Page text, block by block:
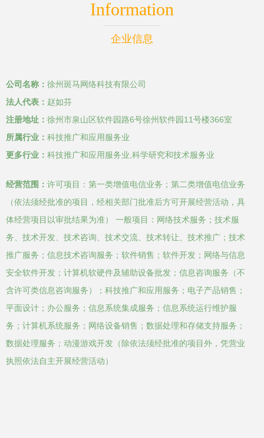
Information
企业信息
公司名称： 徐州斑马网络科技有限公司
法人代表： 赵如芬
注册地址： 徐州市泉山区软件园路6号徐州软件园11号楼366室
所属行业： 科技推广和应用服务业
更多行业： 科技推广和应用服务业,科学研究和技术服务业
经营范围： 许可项目：第一类增值电信业务；第二类增值电信业务
（依法须经批准的项目，经相关部门批准后方可开展经营活动，具
体经营项目以审批结果为准） 一般项目：网络技术服务；技术服
务、技术开发、技术咨询、技术交流、技术转让、技术推广；技术
推广服务；信息技术咨询服务；软件销售；软件开发；网络与信息
安全软件开发；计算机软硬件及辅助设备批发；信息咨询服务（不
含许可类信息咨询服务）；科技推广和应用服务；电子产品销售；
平面设计；办公服务；信息系统集成服务；信息系统运行维护服
务；计算机系统服务；网络设备销售；数据处理和存储支持服务；
数据处理服务；动漫游戏开发（除依法须经批准的项目外，凭营业
执照依法自主开展经营活动）